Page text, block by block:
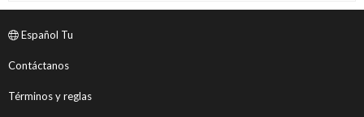
Español Tu
Contáctanos
Términos y reglas